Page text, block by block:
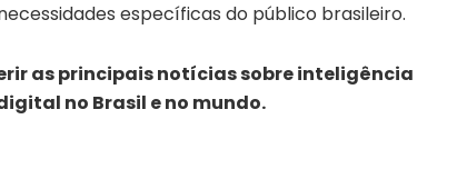
específicas do público brasileiro.
as principais notícias sobre inteligência
no Brasil e no mundo.